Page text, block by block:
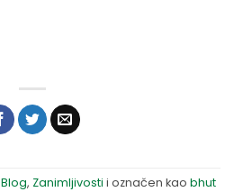
Blog, Zanimljivosti i označen kao bhut